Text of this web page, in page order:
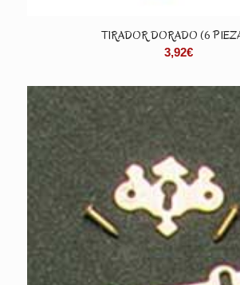
TIRADOR DORADO (6
3,92€